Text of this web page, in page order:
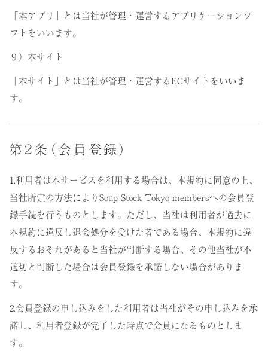
「本アプリ」とは当社が管理・運営するアプリケーションソ
フトをいいます。
９）本サイト
「本サイト」とは当社が管理・運営するECサイトをいいま
す。
第２条（会員登録）
1.利用者は本サービスを利用する場合は、本規約に同意の上、
当社所定の方法によりSoup Stock Tokyo membersへの会員登
録手続を行うものとします。ただし、当社は利用者が過去に
本規約に違反し退会処分を受けた者である場合、本規約に違
反するおそれがあると当社が判断する場合、その他当社が不
適切と判断した場合は会員登録を承諾しない場合がありま
す。
2.会員登録の申し込みをした利用者は当社がその申し込みを承
諾し、利用者登録が完了した時点で会員になるものとしま
す。